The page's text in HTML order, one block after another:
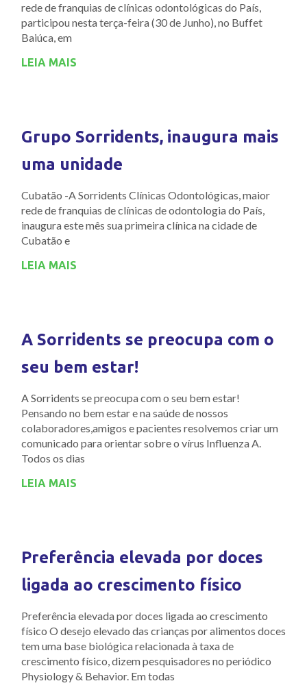
rede de franquias de clínicas odontológicas do País,
participou nesta terça-feira (30 de Junho), no Buffet
Baiúca, em
LEIA MAIS
Grupo Sorridents, inaugura mais
uma unidade
Cubatão -A Sorridents Clínicas Odontológicas, maior
rede de franquias de clínicas de odontologia do País,
inaugura este mês sua primeira clínica na cidade de
Cubatão e
LEIA MAIS
A Sorridents se preocupa com o
seu bem estar!
A Sorridents se preocupa com o seu bem estar!
Pensando no bem estar e na saúde de nossos
colaboradores,amigos e pacientes resolvemos criar um
comunicado para orientar sobre o vírus Influenza A.
Todos os dias
LEIA MAIS
Preferência elevada por doces
ligada ao crescimento físico
Preferência elevada por doces ligada ao crescimento
físico O desejo elevado das crianças por alimentos doces
tem uma base biológica relacionada à taxa de
crescimento físico, dizem pesquisadores no periódico
Physiology & Behavior. Em todas